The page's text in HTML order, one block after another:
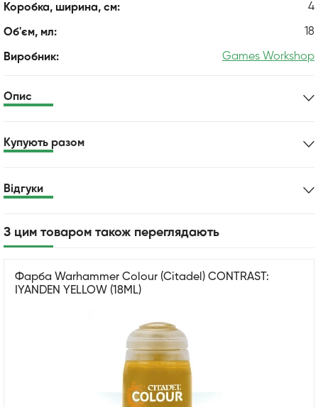
Коробка, ширина, см: 4
Об'єм, мл: 18
Виробник: Games Workshop
Опис
Купують разом
Відгуки
З цим товаром також переглядають
Фарба Warhammer Colour (Citadel) CONTRAST:
IYANDEN YELLOW (18ML)